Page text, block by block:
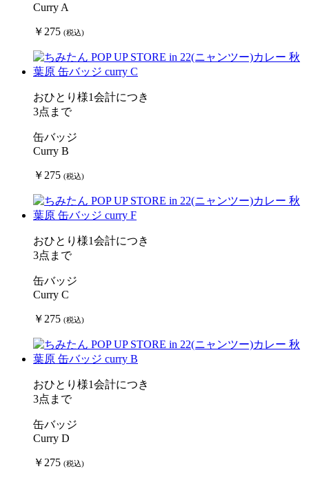
Curry A
￥275 (税込)
おひとり様1会計につき
3点まで
缶バッジ
Curry B
￥275 (税込)
おひとり様1会計につき
3点まで
缶バッジ
Curry C
￥275 (税込)
おひとり様1会計につき
3点まで
缶バッジ
Curry D
￥275 (税込)